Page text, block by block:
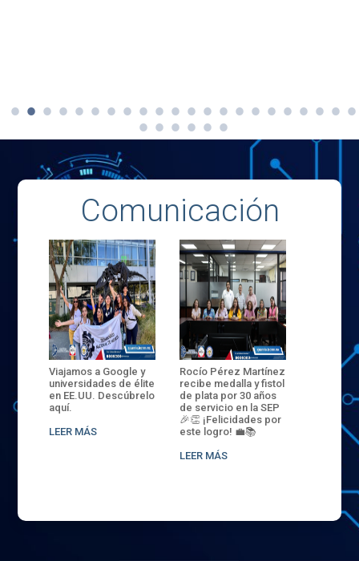
Comunicación
Viajamos a Google y
universidades de élite
en EE.UU. Descúbrelo
aquí.
LEER MÁS
Rocío Pérez Martínez
recibe medalla y fistol
de plata por 30 años
de servicio en la SEP
🎉👏 ¡Felicidades por
este logro! 💼📚
LEER MÁS
ENECB-
del
batalla.
32
sede